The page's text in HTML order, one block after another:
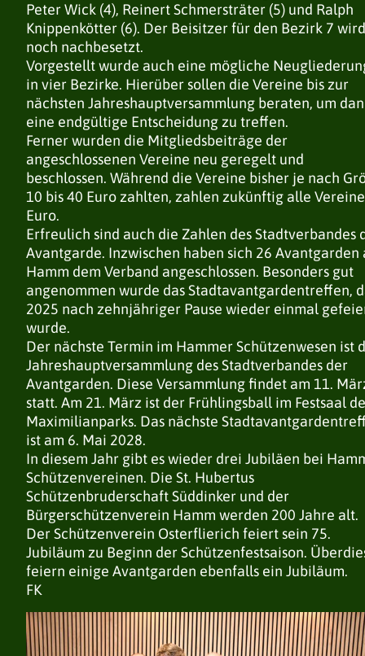
NEUIGKEITEN
VORSTAND
LISTE DER AVANTGARDEN
TERMINE
GESCHICHTE
SATZUNG
SCHIESSGRUPPEN
NEUIGKEITEN
VORSTAND
SATZUNG
SCHIESSORDNUNG
ERGEBNISSE RUNDENWETTKÄMPFE
ERGEBNISSE STADTMEISTERSCHAFTEN
ERGEBNISSE KAISERPOKAL
TERMINE
KÖNIGSPAARE
STADTKAISERSCHIESSEN
HALLENVERMIETUNG
NEUIGKEITEN
VORSTAND
LISTE DER AVANTGARDEN
TERMINE
GESCHICHTE
SATZUNG
SCHIESSGRUPPEN
NEUIGKEITEN
VORSTAND
SATZUNG
SCHIESSORDNUNG
ERGEBNISSE RUNDENWETTKÄMPFE
ERGEBNISSE STADTMEISTERSCHAFTEN
ERGEBNISSE KAISERPOKAL
TERMINE
KÖNIGSPAARE
STADTKAISERSCHIESSEN
HALLENVERMIETUNG
NEUIGKEITEN
VORSTAND
LISTE DER AVANTGARDEN
TERMINE
GESCHICHTE
SATZUNG
SCHIESSGRUPPEN
NEUIGKEITEN
VORSTAND
SATZUNG
SCHIESSORDNUNG
ERGEBNISSE RUNDENWETTKÄMPFE
ERGEBNISSE STADTMEISTERSCHAFTEN
ERGEBNISSE KAISERPOKAL
TERMINE
KÖNIGSPAARE
STADTKAISERSCHIESSEN
HALLENVERMIETUNG
Peter Wick (4), Reinert Schmersträter (5) und Ralph
Knippenkötter (6). Der Beisitzer für den Bezirk 7 wird
noch nachbesetzt.
Vorgestellt wurde auch eine mögliche
in vier Bezirke. Hierüber sollen die Vereine bis zur
nächsten Jahreshauptversammlung beraten, um
eine endgültige Entscheidung zu treffen.
Ferner wurden die Mitgliedsbeiträge der
angeschlossenen Vereine neu geregelt und
beschlossen. Während die Vereine bisher je nach
10 bis 40 Euro zahlten, zahlen zukünftig alle
Euro.
Erfreulich sind auch die Zahlen des Stadtverbandes
Avantgarde. Inzwischen haben sich 26 Avantgarden
Hamm dem Verband angeschlossen. Besonders gut
angenommen wurde das Stadtavantgardentreffen,
2025 nach zehnjähriger Pause wieder einmal
wurde.
Der nächste Termin im Hammer Schützenwesen ist
Jahreshauptversammlung des Stadtverbandes der
Avantgarden. Diese Versammlung findet am 11.
statt. Am 21. März ist der Frühlingsball im Festsaal
Maximilianparks. Das nächste
ist am 6. Mai 2028.
In diesem Jahr gibt es wieder drei Jubiläen bei
Schützenvereinen. Die St. Hubertus
Schützenbruderschaft Süddinker und der
Bürgerschützenverein Hamm werden 200 Jahre alt.
Der Schützenverein Osterflierich feiert sein 75.
Jubiläum zu Beginn der Schützenfestsaison.
feiern einige Avantgarden ebenfalls ein Jubiläum.
FK